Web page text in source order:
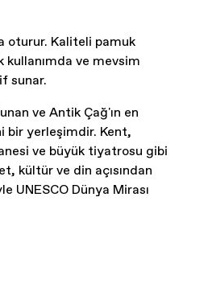
oturur. Kaliteli pamuk
kullanımda ve mevsim
sunar.
ve Antik Çağ'ın en
bir yerleşimdir. Kent,
ve büyük tiyatrosu gibi
kültür ve din açısından
UNESCO Dünya Mirası